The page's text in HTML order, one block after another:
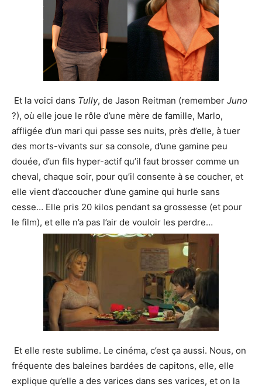
Et la voici dans Tully, de Jason Reitman (remember Juno
?), où elle joue le rôle d’une mère de famille, Marlo,
affligée d’un mari qui passe ses nuits, près d’elle, à tuer
des morts-vivants sur sa console, d’une gamine peu
douée, d’un fils hyper-actif qu’il faut brosser comme un
cheval, chaque soir, pour qu’il consente à se coucher, et
elle vient d’accoucher d’une gamine qui hurle sans
cesse… Elle pris 20 kilos pendant sa grossesse (et pour
le film), et elle n’a pas l’air de vouloir les perdre…
Et elle reste sublime. Le cinéma, c’est ça aussi. Nous, on
fréquente des baleines bardées de capitons, elle, elle
explique qu’elle a des varices dans ses varices, et on la